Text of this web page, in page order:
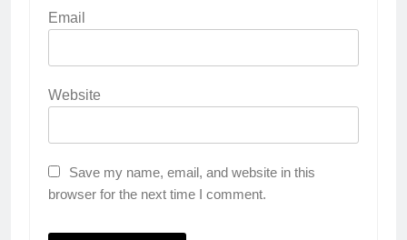
Email
Website
Save my name, email, and website in this
browser for the next time I comment.